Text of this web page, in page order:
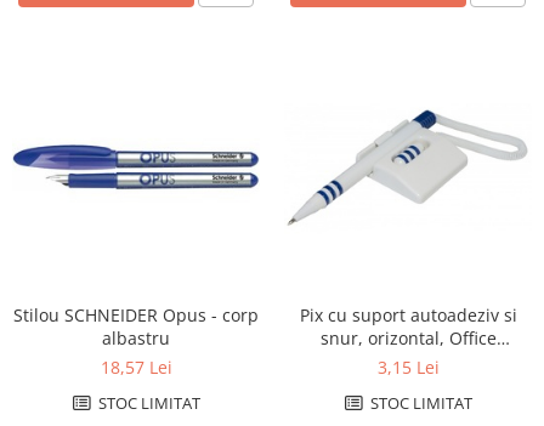
Stilou SCHNEIDER Opus - corp
albastru
18,57 Lei
STOC LIMITAT
Pix cu suport autoadeziv si
snur, orizontal, Office
Products - corp alb/albastru -
3,15 Lei
STOC LIMITAT